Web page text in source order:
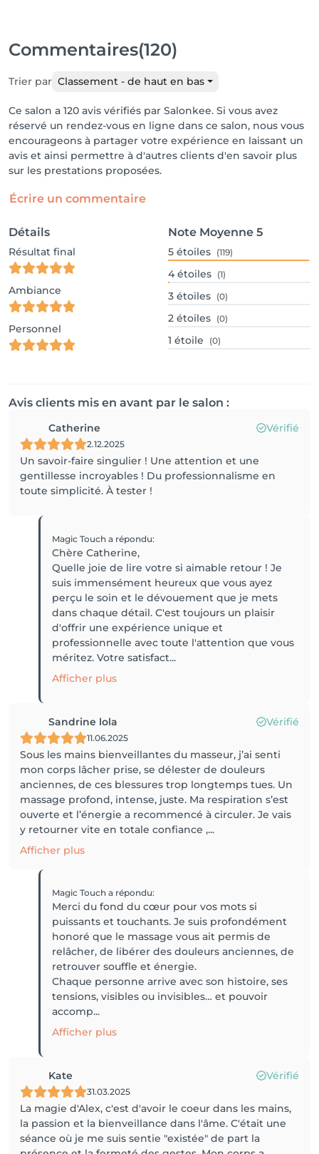
Commentaires(120)
Trier par Classement - de haut en bas
Ce salon a 120 avis vérifiés par Salonkee. Si vous avez
réservé un rendez-vous en ligne dans ce salon, nous vous
encourageons à partager votre expérience en laissant un
avis et ainsi permettre à d'autres clients d'en savoir plus
sur les prestations proposées.
Écrire un commentaire
Détails
Résultat final
Ambiance
Personnel
Note Moyenne 5
5 étoiles (119)
4 étoiles (1)
3 étoiles (0)
2 étoiles (0)
1 étoile (0)
Avis clients mis en avant par le salon :
Catherine Vérifié
2.12.2025
Un savoir-faire singulier ! Une attention et une
gentillesse incroyables ! Du professionnalisme en
toute simplicité. À tester !
Magic Toucha répondu:
Chère Catherine,
Quelle joie de lire votre si aimable retour ! Je
suis immensément heureux que vous ayez
perçu le soin et le dévouement que je mets
dans chaque détail. C'est toujours un plaisir
d'offrir une expérience unique et
professionnelle avec toute l'attention que vous
méritez. Votre satisfact...
Afficher plus
Sandrine lola Vérifié
11.06.2025
Sous les mains bienveillantes du masseur, j’ai senti
mon corps lâcher prise, se délester de douleurs
anciennes, de ces blessures trop longtemps tues. Un
massage profond, intense, juste. Ma respiration s’est
ouverte et l’énergie a recommencé à circuler. Je vais
y retourner vite en totale confiance ,...
Afficher plus
Magic Toucha répondu:
Merci du fond du cœur pour vos mots si
puissants et touchants. Je suis profondément
honoré que le massage vous ait permis de
relâcher, de libérer des douleurs anciennes, de
retrouver souffle et énergie.
Chaque personne arrive avec son histoire, ses
tensions, visibles ou invisibles… et pouvoir
accomp...
Afficher plus
Kate Vérifié
31.03.2025
La magie d'Alex, c'est d'avoir le coeur dans les mains,
la passion et la bienveillance dans l'âme. C'était une
séance où je me suis sentie "existée" de part la